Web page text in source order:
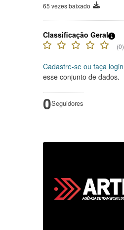
65 vezes baixado
Classificação Geral
(0)
Cadastre-se ou faça login
esse conjunto de dados.
0Seguidores